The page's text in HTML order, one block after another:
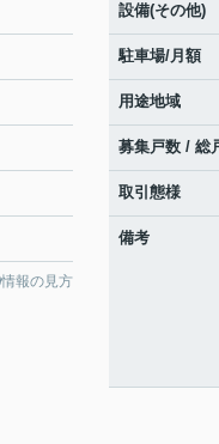
情報の見方
設備(その他)
駐車場/月額
用途地域
募集戸数 / 総
取引態様
備考